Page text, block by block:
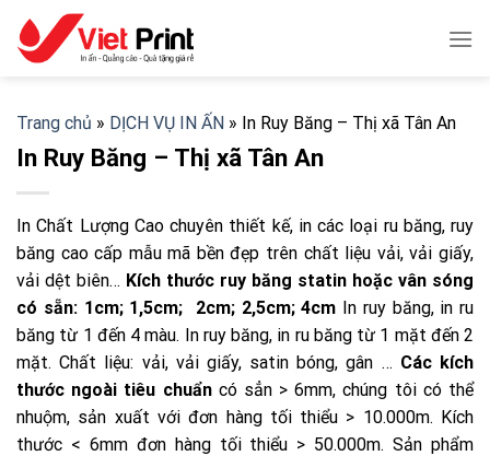
content
Trang chủ » DỊCH VỤ IN ẤN » In Ruy Băng – Thị xã Tân An
In Ruy Băng – Thị xã Tân An
In Chất Lượng Cao chuyên thiết kế, in các loại ru băng, ruy
băng cao cấp mẫu mã bền đẹp trên chất liệu vải, vải giấy,
vải dệt biên… Kích thước ruy băng statin hoặc vân sóng
có sẵn: 1cm; 1,5cm; 2cm; 2,5cm; 4cm In ruy băng, in ru
băng từ 1 đến 4 màu. In ruy băng, in ru băng từ 1 mặt đến 2
mặt. Chất liệu: vải, vải giấy, satin bóng, gân … Các kích
thước ngoài tiêu chuẩncó sẳn > 6mm, chúng tôi có thể
nhuộm, sản xuất với đơn hàng tối thiểu > 10.000m. Kích
thước < 6mm đơn hàng tối thiểu > 50.000m. Sản phẩm